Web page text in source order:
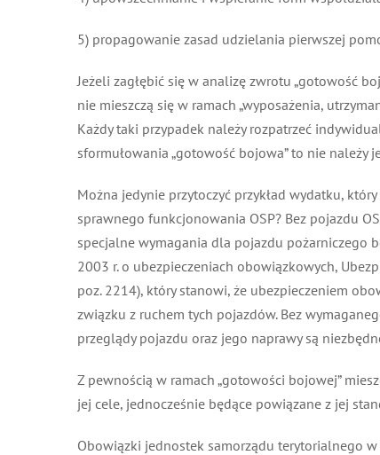
5) propagowanie zasad udzielania pierwszej
Jeżeli zagłębić się w analizę zwrotu „gotowość
nie mieszczą się w ramach „wyposażenia,
Każdy taki przypadek należy rozpatrzeć
sformułowania „gotowość bojowa” to nie należy
Można jedynie przytoczyć przykład wydatku,
sprawnego funkcjonowania OSP? Bez pojazdu
specjalne wymagania dla pojazdu pożarniczego
2003 r. o ubezpieczeniach obowiązkowych,
poz. 2214), który stanowi, że ubezpieczeniem
związku z ruchem tych pojazdów. Bez
przeglądy pojazdu oraz jego naprawy są
Z pewnością w ramach „gotowości bojowej”
jej cele, jednocześnie będące powiązane z jej
Obowiązki jednostek samorządu terytorialnego